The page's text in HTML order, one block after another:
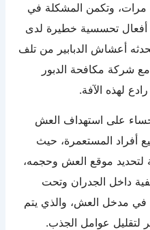
مرات، وتكمن المشكلة في
أفعال تحسسية خطيرة لدى
أعشاش الدبابير من تلف
شركة مكافحة الدبور
لهذه الآفة.
على استهداف العش
أفراد المستعمرة، حيث
لتحديد موقع العش وحجمه،
داخل الجدران وتحت
في مدخل العش، والذي يتم
لتقليل عوامل الجذب.